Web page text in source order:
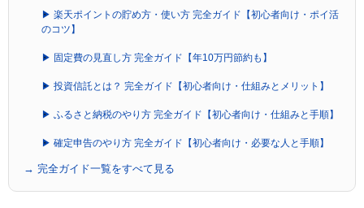
▶ 楽天ポイントの貯め方・使い方 完全ガイド【初心者向け・ポイ活
のコツ】
▶ 固定費の見直し方 完全ガイド【年10万円節約も】
▶ 投資信託とは？ 完全ガイド【初心者向け・仕組みとメリット】
▶ ふるさと納税のやり方 完全ガイド【初心者向け・仕組みと手順】
▶ 確定申告のやり方 完全ガイド【初心者向け・必要な人と手順】
→ 完全ガイド一覧をすべて見る